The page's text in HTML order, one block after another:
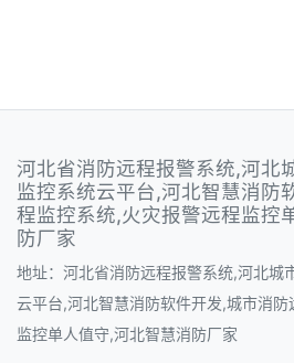
河北省消防远程报警系统,河北
监控系统云平台,河北智慧消防
程监控系统,火灾报警远程监控
防厂家
地址：河北省消防远程报警系统,河北城
云平台,河北智慧消防软件开发,城市消
监控单人值守,河北智慧消防厂家